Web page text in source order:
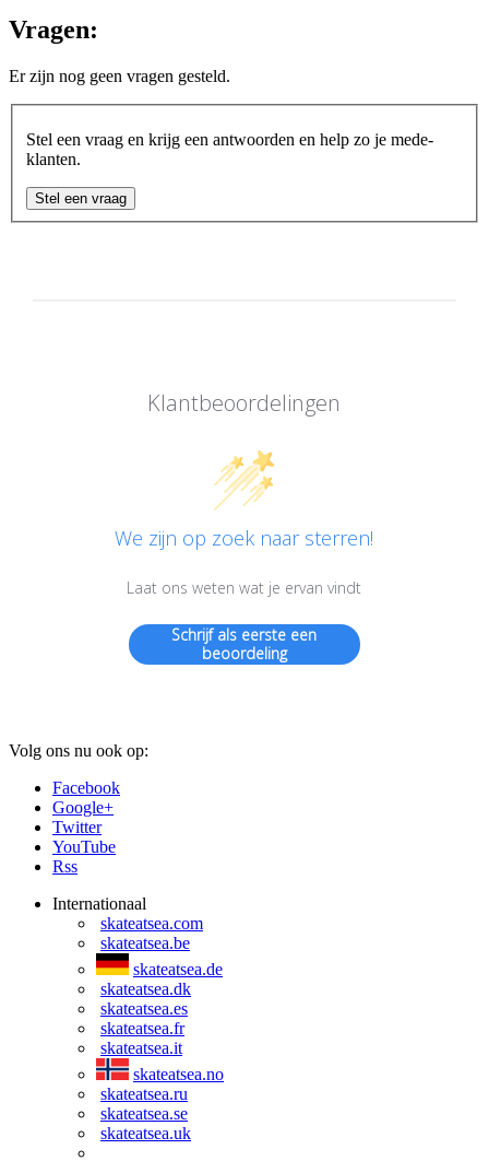
Vragen:
Er zijn nog geen vragen gesteld.
Stel een vraag en krijg een antwoorden en help zo je mede-
klanten.
Stel een vraag
Klantbeoordelingen
We zijn op zoek naar sterren!
Laat ons weten wat je ervan vindt
Schrijf als eerste een
beoordeling
Volg ons nu ook op:
Facebook
Google+
Twitter
YouTube
Rss
Internationaal
skateatsea.com
skateatsea.be
skateatsea.de
skateatsea.dk
skateatsea.es
skateatsea.fr
skateatsea.it
skateatsea.no
skateatsea.ru
skateatsea.se
skateatsea.uk